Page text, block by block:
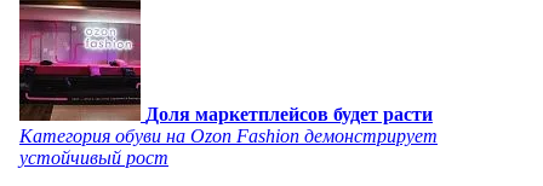
Доля маркетплейсов будет расти
Категория обуви на Ozon Fashion демонстрирует
устойчивый рост